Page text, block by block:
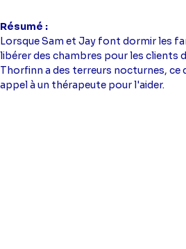
Chandler Long
Jeanne)
Résumé
Lorsque Sam et Jay font dormir les
libérer des chambres pour les clients
Thorfinn a des terreurs nocturnes, ce
appel à un thérapeute pour l'aider.